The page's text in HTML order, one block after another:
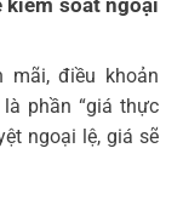
mãi, điều khoản
phần “giá thực
ngoại lệ, giá sẽ